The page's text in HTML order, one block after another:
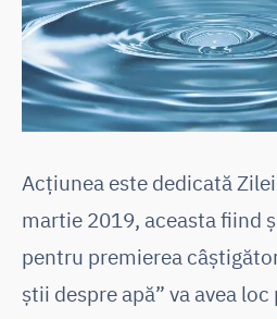
Acțiunea este dedicată
martie 2019, aceasta fiind
pentru premierea
știi despre apă” va avea